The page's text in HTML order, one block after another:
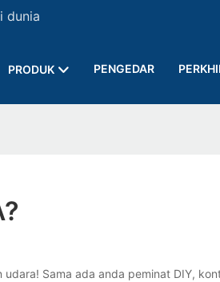
dunia
PRODUK PENGEDAR
Sama ada anda peminat DIY,